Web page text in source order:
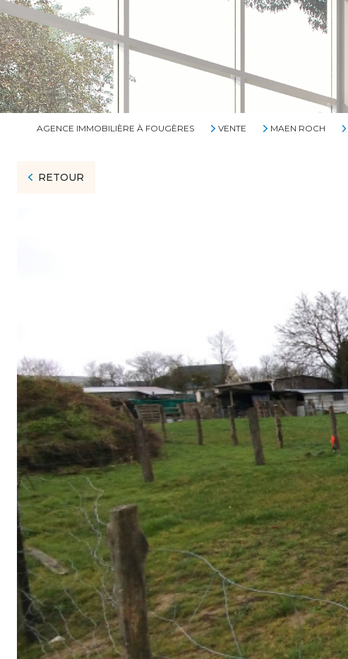
AGENCE IMMOBILIÈRE À FOUGÈRES VENTE MAEN ROCH
RETOUR